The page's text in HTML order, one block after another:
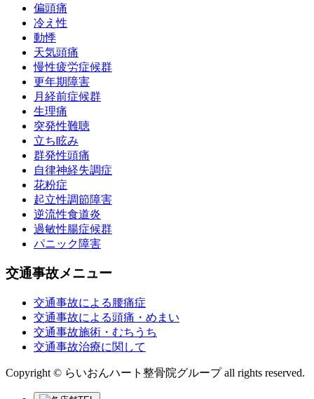
偏頭痛
冷え性
動悸
天気頭痛
慢性疲労症候群
更年期障害
月経前症候群
生理痛
突発性難聴
立ち眩み
群発性頭痛
自律神経失調症
花粉症
起立性調節障害
逆流性食道炎
過敏性腸症候群
パニック障害
交通事故メニュー
交通事故による腰痛症
交通事故による頭痛・めまい
交通事故施術・むちうち
交通事故治療に関して
Copyright © らいおんハート整骨院グループ all rights reserved.